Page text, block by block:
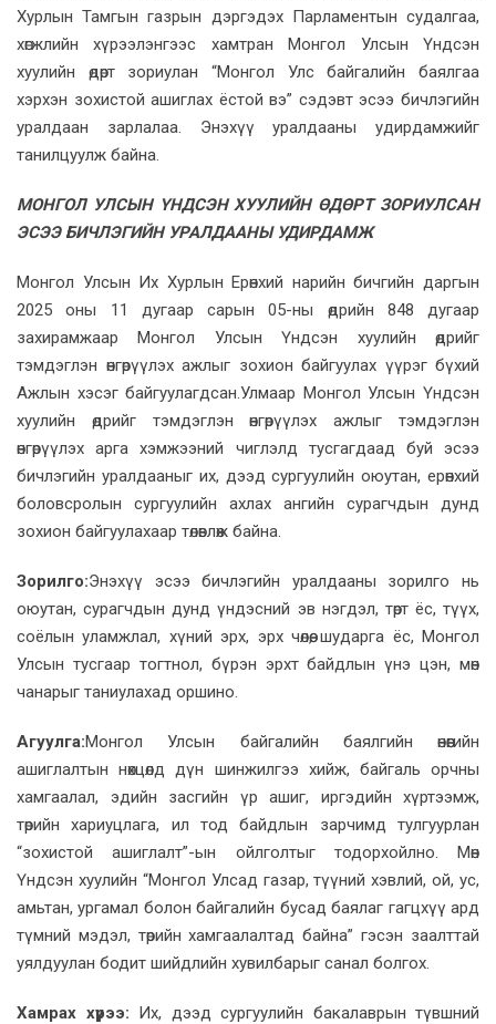
Хурлын Тамгын газрын дэргэдэх Парламентын судалгаа,
хөгжлийн хүрээлэнгээс хамтран Монгол Улсын Үндсэн
хуулийн өдөрт зориулан “Монгол Улс байгалийн баялгаа
хэрхэн зохистой ашиглах ёстой вэ” сэдэвт эсээ бичлэгийн
уралдаан зарлалаа. Энэхүү уралдааны удирдамжийг
танилцуулж байна.
МОНГОЛ УЛСЫН ҮНДСЭН ХУУЛИЙН ӨДӨРТ ЗОРИУЛСАН
ЭСЭЭ БИЧЛЭГИЙН УРАЛДААНЫ УДИРДАМЖ
Монгол Улсын Их Хурлын Ерөнхий нарийн бичгийн даргын
2025 оны 11 дугаар сарын 05-ны өдрийн 848 дугаар
захирамжаар Монгол Улсын Үндсэн хуулийн өдрийг
тэмдэглэн өнгөрүүлэх ажлыг зохион байгуулах үүрэг бүхий
Ажлын хэсэг байгуулагдсан.Улмаар Монгол Улсын Үндсэн
хуулийн өдрийг тэмдэглэн өнгөрүүлэх ажлыг тэмдэглэн
өнгөрүүлэх арга хэмжээний чиглэлд тусгагдаад буй эсээ
бичлэгийн уралдааныг их, дээд сургуулийн оюутан, ерөнхий
боловсролын сургуулийн ахлах ангийн сурагчдын дунд
зохион байгуулахаар төлөвлөж байна.
Зорилго:Энэхүү эсээ бичлэгийн уралдааны зорилго нь
оюутан, сурагчдын дунд үндэсний эв нэгдэл, төрт ёс, түүх,
соёлын уламжлал, хүний эрх, эрх чөлөө, шударга ёс, Монгол
Улсын тусгаар тогтнол, бүрэн эрхт байдлын үнэ цэн, мөн
чанарыг таниулахад оршино.
Агуулга:Монгол Улсын байгалийн баялгийн өнөөгийн
ашиглалтын нөхцөлд дүн шинжилгээ хийж, байгаль орчны
хамгаалал, эдийн засгийн үр ашиг, иргэдийн хүртээмж,
төрийн хариуцлага, ил тод байдлын зарчимд тулгуурлан
“зохистой ашиглалт”-ын ойлголтыг тодорхойлно. Мөн
Үндсэн хуулийн “Монгол Улсад газар, түүний хэвлий, ой, ус,
амьтан, ургамал болон байгалийн бусад баялаг гагцхүү ард
түмний мэдэл, төрийн хамгаалалтад байна” гэсэн заалттай
уялдуулан бодит шийдлийн хувилбарыг санал болгох.
Хамрах хүрээ: Их, дээд сургуулийн бакалаврын түвшний